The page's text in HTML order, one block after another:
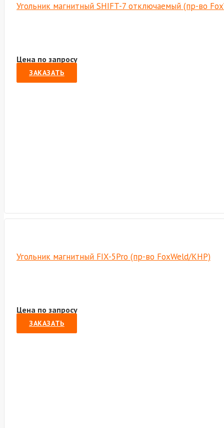
Угольник магнитный SHIFT-7 отключаемый (пр-во
Цена по запросу
ЗАКАЗАТЬ
Угольник магнитный FIX-5Pro (пр-во FoxWeld/КНР)
Цена по запросу
ЗАКАЗАТЬ